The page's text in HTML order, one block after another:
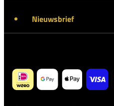
Nieuwsbrief